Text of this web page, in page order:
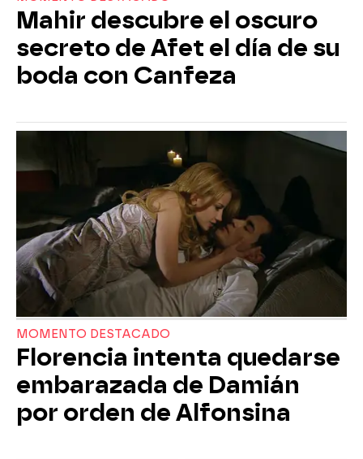
Mahir descubre el oscuro
secreto de Afet el día de su
boda con Canfeza
MOMENTO DESTACADO
Florencia intenta quedarse
embarazada de Damián
por orden de Alfonsina